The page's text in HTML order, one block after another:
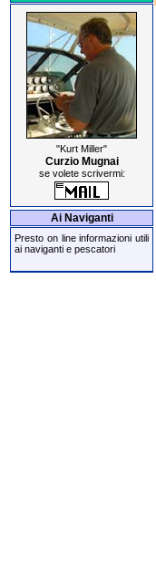
"Kurt Miller"
Curzio Mugnai
se volete scrivermi:
Ai Naviganti
Presto on line informazioni utili
ai naviganti e pescatori